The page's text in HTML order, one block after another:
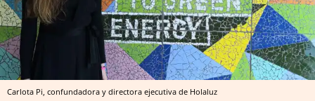
Carlota Pi, confundadora y directora ejecutiva de Holaluz